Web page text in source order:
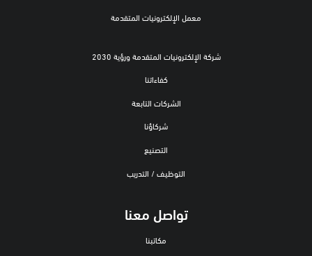
معمل الإلكترونيات المتقدمة
شركة الإلكترونيات المتقدمة ورؤية 2030
كفاءاتنا
الشركات التابعة
شركاؤنا
التصنيع
التوظيف / التدريب
تواصل معنا
مكاتبنا